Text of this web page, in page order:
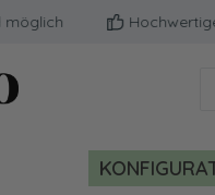
Hochwertige